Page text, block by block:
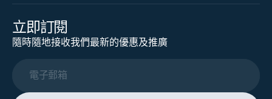
立即訂閱
隨時隨地接收我們最新的優惠及推廣
電子郵箱